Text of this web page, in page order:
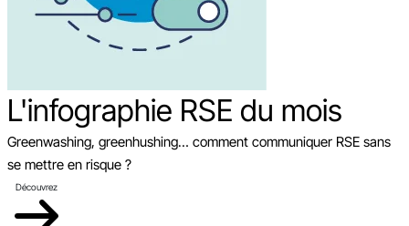
L'infographie RSE du mois
Greenwashing, greenhushing… comment communiquer RSE sans
se mettre en risque ?
Découvrez